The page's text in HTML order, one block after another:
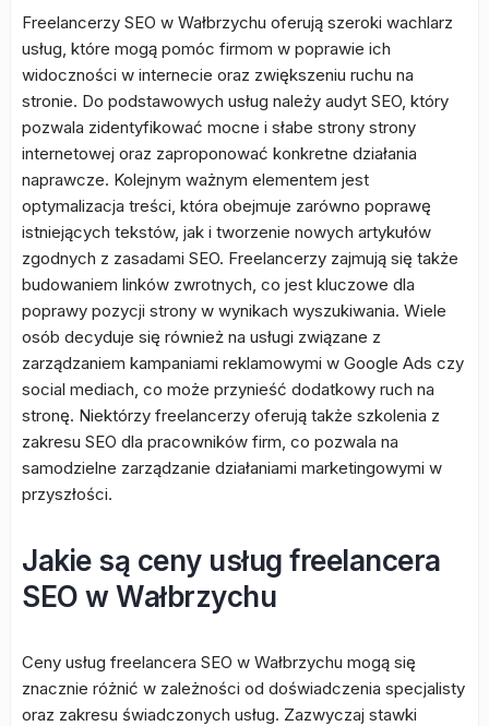
Freelancerzy SEO w Wałbrzychu oferują szeroki wachlarz
usług, które mogą pomóc firmom w poprawie ich
widoczności w internecie oraz zwiększeniu ruchu na
stronie. Do podstawowych usług należy audyt SEO, który
pozwala zidentyfikować mocne i słabe strony strony
internetowej oraz zaproponować konkretne działania
naprawcze. Kolejnym ważnym elementem jest
optymalizacja treści, która obejmuje zarówno poprawę
istniejących tekstów, jak i tworzenie nowych artykułów
zgodnych z zasadami SEO. Freelancerzy zajmują się także
budowaniem linków zwrotnych, co jest kluczowe dla
poprawy pozycji strony w wynikach wyszukiwania. Wiele
osób decyduje się również na usługi związane z
zarządzaniem kampaniami reklamowymi w Google Ads czy
social mediach, co może przynieść dodatkowy ruch na
stronę. Niektórzy freelancerzy oferują także szkolenia z
zakresu SEO dla pracowników firm, co pozwala na
samodzielne zarządzanie działaniami marketingowymi w
przyszłości.
Jakie są ceny usług freelancera
SEO w Wałbrzychu
Ceny usług freelancera SEO w Wałbrzychu mogą się
znacznie różnić w zależności od doświadczenia specjalisty
oraz zakresu świadczonych usług. Zazwyczaj stawki